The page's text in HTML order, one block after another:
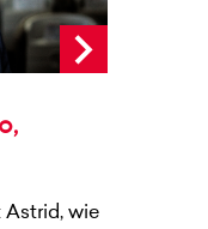
Astrid, wie